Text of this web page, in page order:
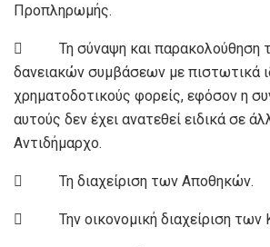
Προπληρωμής.
 Τη σύναψη και παρακολούθηση
δανειακών συμβάσεων µε πιστωτικά
χρηματοδοτικούς φορείς, εφόσον η
αυτούς δεν έχει ανατεθεί ειδικά σε
Αντιδήμαρχο.
 Τη διαχείριση των Αποθηκών.
 Την οικονομική διαχείριση των